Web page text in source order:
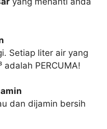
Setiap liter air yang
PERCUMA!
dan dijamin bersih